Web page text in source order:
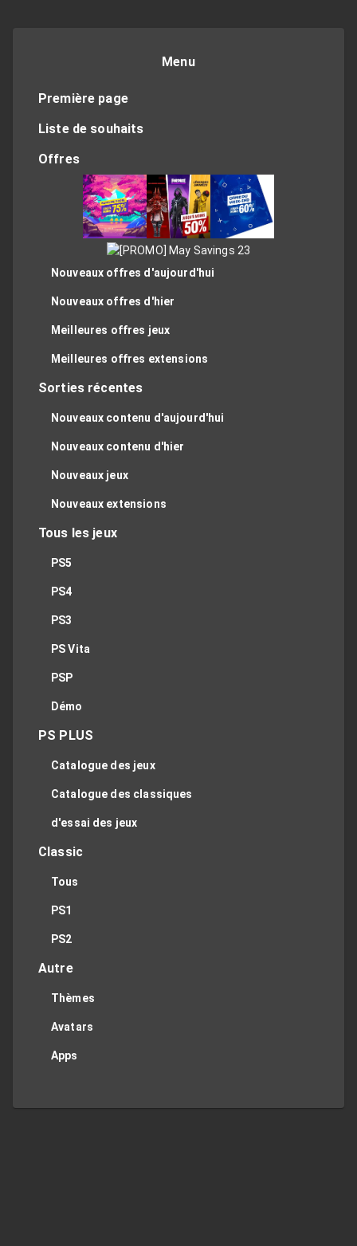
Menu
Première page
Liste de souhaits
Offres
Nouveaux offres d'aujourd'hui
Nouveaux offres d'hier
Meilleures offres jeux
Meilleures offres extensions
Sorties récentes
Nouveaux contenu d'aujourd'hui
Nouveaux contenu d'hier
Nouveaux jeux
Nouveaux extensions
Tous les jeux
PS5
PS4
PS3
PS Vita
PSP
Démo
PS PLUS
Catalogue des jeux
Catalogue des classiques
d'essai des jeux
Classic
Tous
PS1
PS2
Autre
Thèmes
Avatars
Apps